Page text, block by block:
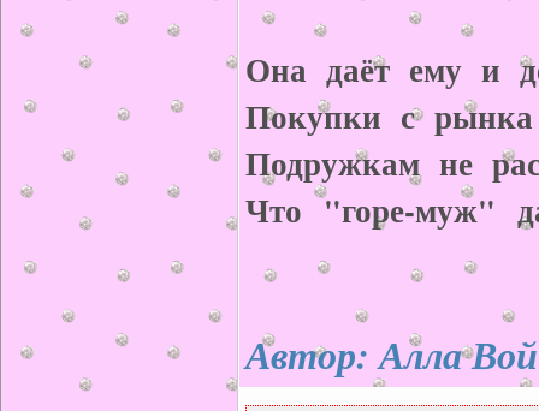
Она даёт ему и
Покупки с рынка
Подружкам не
Что "горе-муж"
Автор: Алла